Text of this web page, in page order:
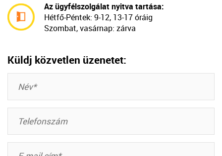
Az ügyfélszolgálat nyitva tartása:
Hétfő-Péntek: 9-12, 13-17 óráig
Szombat, vasárnap: zárva
Küldj közvetlen üzenetet: